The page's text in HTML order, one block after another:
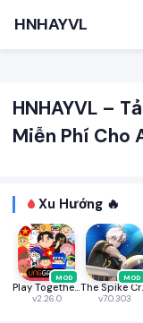
TÌM KIẾM PHỔ BIẾN
MOD APK
HNHAYVL
HNHAYVL –
Miễn Phí Cho
Xu Hướng 🔥
MOD
Play Together VNG
v2.26.0
MOD
The
v7.0.303